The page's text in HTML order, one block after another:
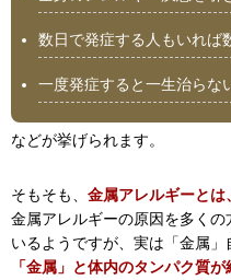
数日で発症する人もいれば
一度発症すると一生治らな
などが挙げられます。
そもそも、 金属アレルギーとは
金属アレルギーの原因を多く
いるようですが、実は「金属」
「金属」と体内のタンパク質